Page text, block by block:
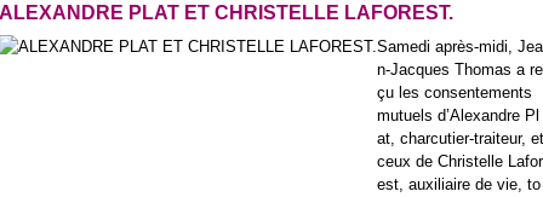
ALEXANDRE PLAT ET CHRISTELLE LAFOREST.
Samedi après-midi, Jea
n-Jacques Thomas a re
çu les consentements
mutuels d’Alexandre Pl
at, charcutier-traiteur, et
ceux de Christelle Lafor
est, auxiliaire de vie, to